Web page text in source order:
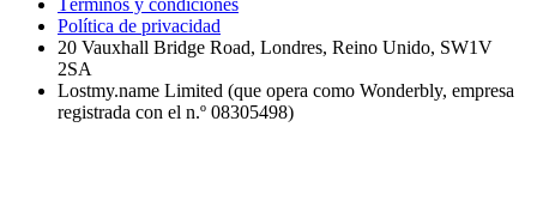
Términos y condiciones
Política de privacidad
20 Vauxhall Bridge Road, Londres, Reino Unido, SW1V
2SA
Lostmy.name Limited (que opera como Wonderbly, empresa
registrada con el n.º 08305498)